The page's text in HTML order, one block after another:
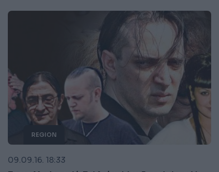
REGION
09.09.16. 18:33